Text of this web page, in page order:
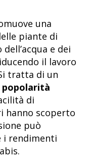
una
piante di
e dei
il lavoro
tratta di un
popolarità
di
hanno scoperto
può
i rendimenti